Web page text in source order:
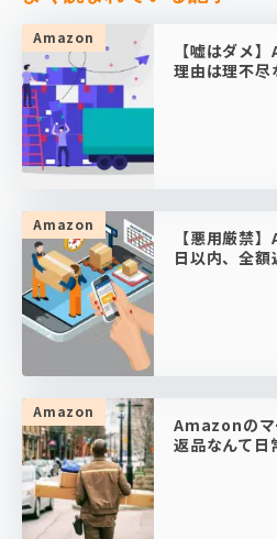
Amazon
【嘘はダメ
理由は理不尽
Amazon
【悪用厳禁
日以内、全
Amazon
Amazonのマ
返品なんて日